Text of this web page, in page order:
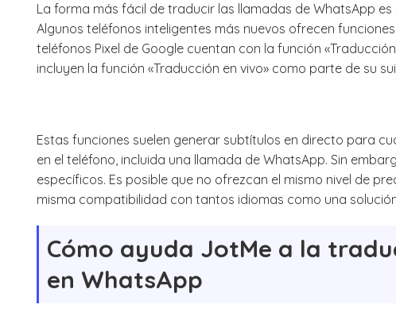
La forma más fácil de traducir las llamadas de WhatsApp
Algunos teléfonos inteligentes más nuevos ofrecen
teléfonos Pixel de Google cuentan con la función
incluyen la función «Traducción en vivo» como parte de su
Estas funciones suelen generar subtítulos en directo para
en el teléfono, incluida una llamada de WhatsApp. Sin
específicos. Es posible que no ofrezcan el mismo nivel de
misma compatibilidad con tantos idiomas como una
Cómo ayuda JotMe a la
en WhatsApp